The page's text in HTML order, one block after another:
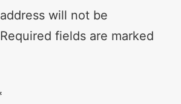
will not be
Required fields are marked